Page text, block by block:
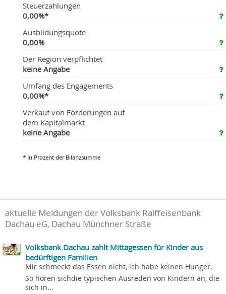
Steuerzahlungen
0,00%*
Ausbildungsquote
0,00%
Der Region verpflichtet
keine Angabe
Umfang des Engagements
0,00%*
Verkauf von Forderungen auf
dem Kapitalmarkt
keine Angabe
* in Prozent der Bilanzsumme
aktuelle Meldungen der Volksbank Raiffeisenbank
Dachau eG, Dachau Münchner Straße
Volksbank Dachau zahlt Mittagessen für Kinder aus
bedürftigen Familien
Mir schmeckt das Essen nicht, ich habe keinen Hunger.
So hören sichdie typischen Ausreden von Kindern an, die
sich in...